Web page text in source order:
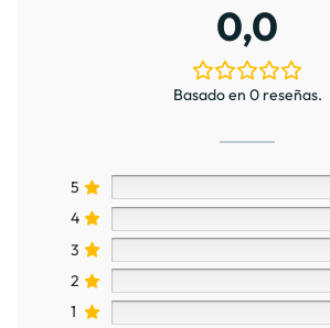
0,0
Basado en 0 reseñas.
5
4
3
2
1